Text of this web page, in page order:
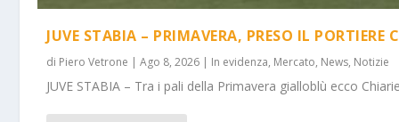
JUVE STABIA – PRIMAVERA, PRESO IL PORTIERE
di Piero Vetrone |Ago 8, 2026 | In evidenza, Mercato, News, Notizie
JUVE STABIA – Tra i pali della Primavera gialloblù ecco